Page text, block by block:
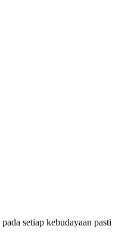
setiap kebudayaan pasti